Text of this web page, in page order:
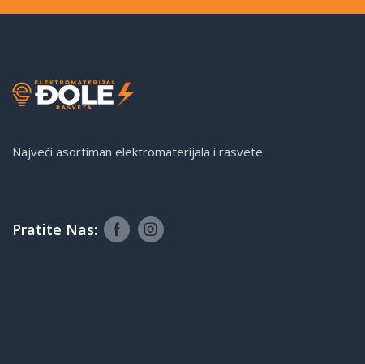
Najveći asortiman elektromaterijala i rasvete.
Pratite Nas: